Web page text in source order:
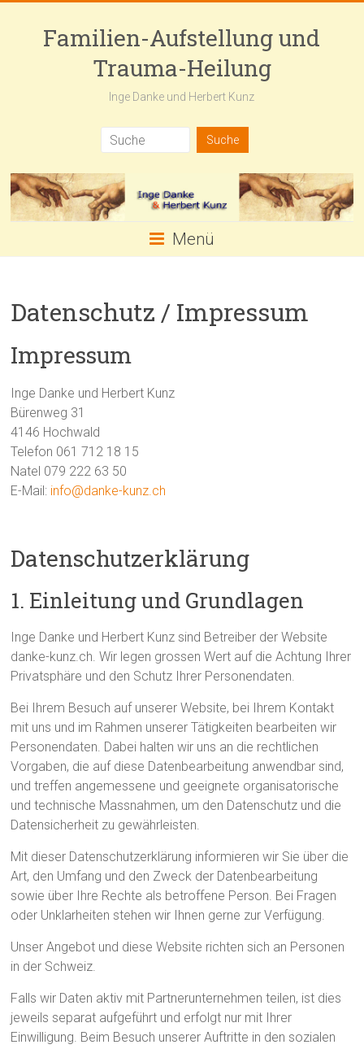
Familien-Aufstellung und
Trauma-Heilung
Inge Danke und Herbert Kunz
Menü
Datenschutz / Impressum
Impressum
Inge Danke und Herbert Kunz
Bürenweg 31
4146 Hochwald
Telefon 061 712 18 15
Natel 079 222 63 50
E-Mail: info@danke-kunz.ch
Datenschutzerklärung
1. Einleitung und Grundlagen
Inge Danke und Herbert Kunz sind Betreiber der Website
danke-kunz.ch. Wir legen grossen Wert auf die Achtung Ihrer
Privatsphäre und den Schutz Ihrer Personendaten.
Bei Ihrem Besuch auf unserer Website, bei Ihrem Kontakt
mit uns und im Rahmen unserer Tätigkeiten bearbeiten wir
Personendaten. Dabei halten wir uns an die rechtlichen
Vorgaben, die auf diese Datenbearbeitung anwendbar sind,
und treffen angemessene und geeignete organisatorische
und technische Massnahmen, um den Datenschutz und die
Datensicherheit zu gewährleisten.
Mit dieser Datenschutzerklärung informieren wir Sie über die
Art, den Umfang und den Zweck der Datenbearbeitung
sowie über Ihre Rechte als betroffene Person. Bei Fragen
oder Unklarheiten stehen wir Ihnen gerne zur Verfügung.
Unser Angebot und diese Website richten sich an Personen
in der Schweiz.
Falls wir Daten aktiv mit Partnerunternehmen teilen, ist dies
jeweils separat aufgeführt und erfolgt nur mit Ihrer
Einwilligung. Beim Besuch unserer Auftritte in den sozialen